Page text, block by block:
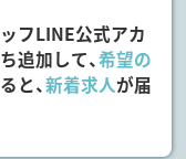
フLINE公式アカ
追加して、希望の
と、新着求人が届